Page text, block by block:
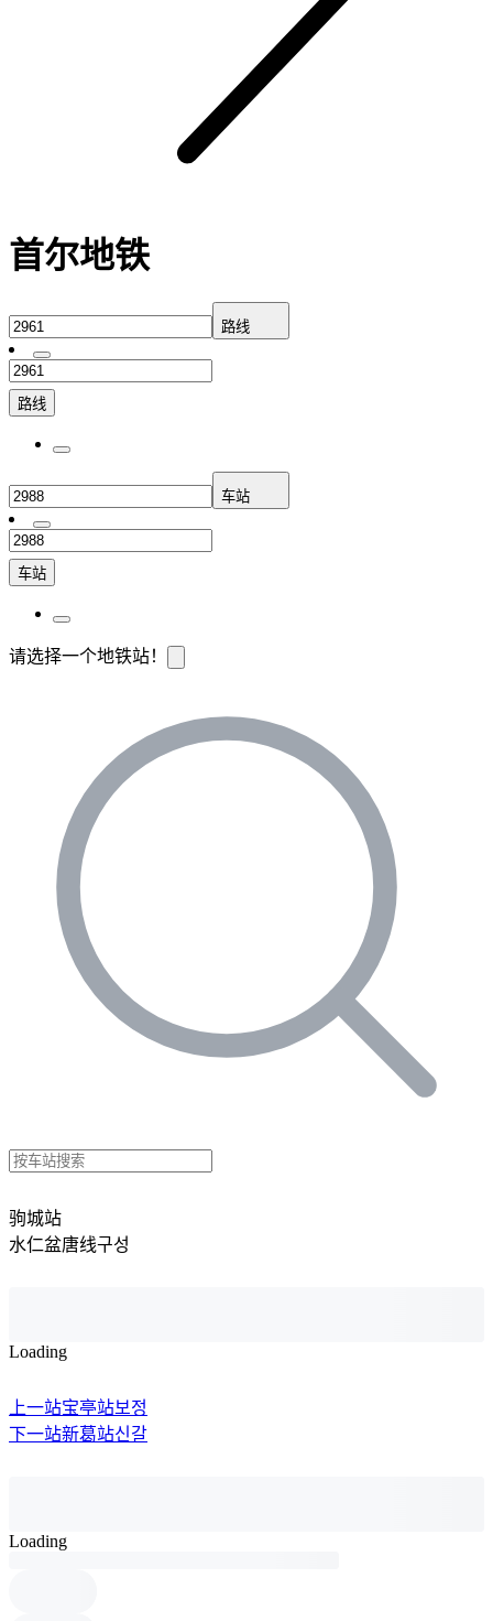
首尔地铁
路线
路线
车站
车站
请选择一个地铁站！
驹城站
水仁盆唐线구성
Loading
上一站宝亭站보정
下一站新葛站신갈
Loading